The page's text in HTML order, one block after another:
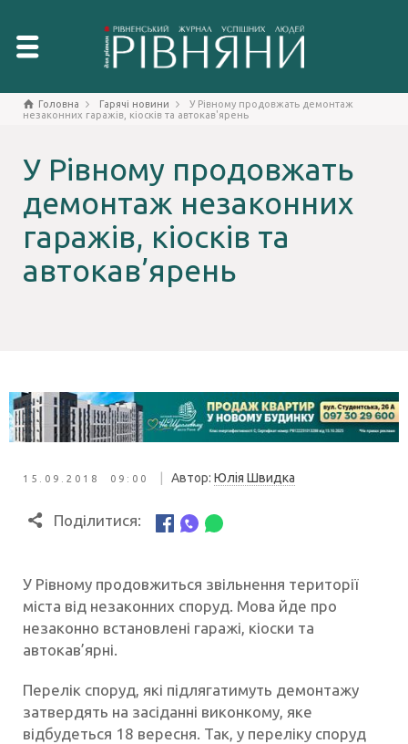
Головна Гарячі новини
У Рівному продовжать демонтаж
незаконних гаражів, кіосків та автокав'ярень
У Рівному продовжать
демонтаж незаконних
гаражів, кіосків та
автокав’ярень
15.09.2018 09:00 Автор: Юлія Швидка
Поділитися:
У Рівному продовжиться звільнення території
міста від незаконних споруд. Мова йде про
незаконно встановлені гаражі, кіоски та
автокав’ярні.
Перелік споруд, які підлягатимуть демонтажу
затвердять на засіданні виконкому, яке
відбудеться 18 вересня. Так, у переліку споруд